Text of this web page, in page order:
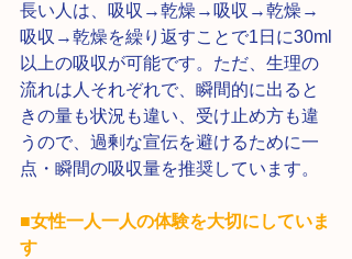
長い人は、吸収→乾燥→吸収→乾燥→
吸収→乾燥を繰り返すことで1日に30ml
以上の吸収が可能です。ただ、生理の
流れは人それぞれで、瞬間的に出ると
きの量も状況も違い、受け止め方も違
うので、過剰な宣伝を避けるために一
点・瞬間の吸収量を推奨しています。
■女性一人一人の体験を大切にしていま
す